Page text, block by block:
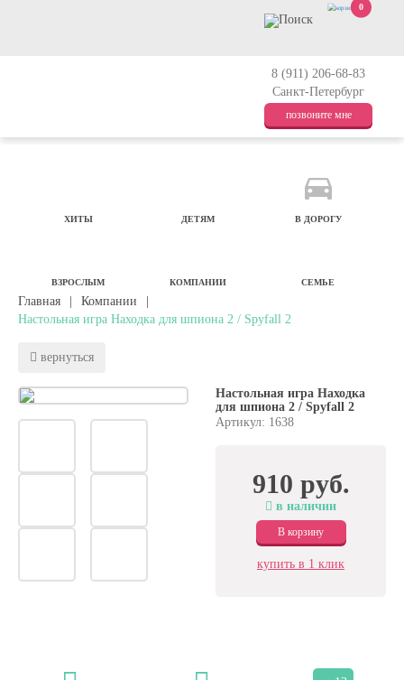
8 (911) 206-68-83
Санкт-Петербург
позвоните мне
0
ХИТЫ ДЕТЯМ В ДОРОГУ
ВЗРОСЛЫМ КОМПАНИИ СЕМЬЕ
Главная Компании
Настольная игра Находка для шпиона 2 / Spyfall 2
вернуться
Настольная игра Находка
для шпиона 2 / Spyfall 2
Артикул: 1638
910 руб.
в наличии
В корзину
купить в 1 клик